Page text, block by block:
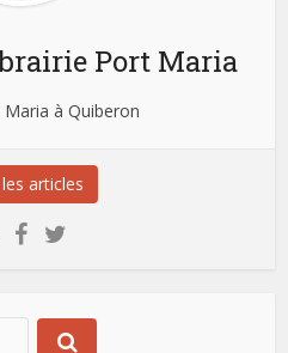
Port Maria
à Quiberon
articles